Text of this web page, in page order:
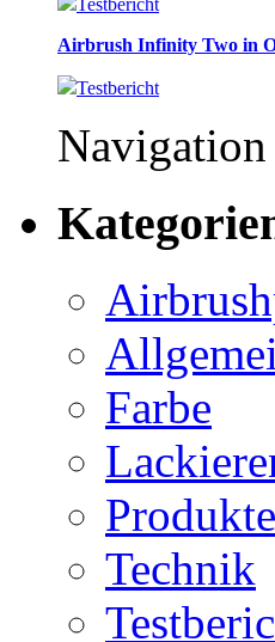
Airbrush Infinity Two in
Testbericht
Navigation
Farbe
Produkte
Technik